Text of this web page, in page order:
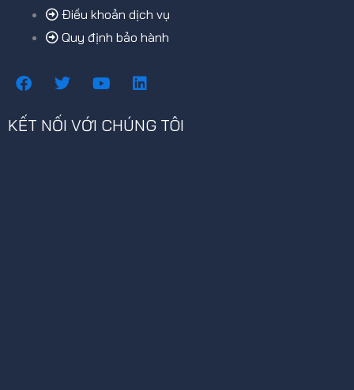
Điều khoản dịch vụ
Quy định bảo hành
F
a
e
b
T
w
t
t
Y
o
t
u
L
i
k
e
KẾT NỐI VỚI CHÚNG TÔI